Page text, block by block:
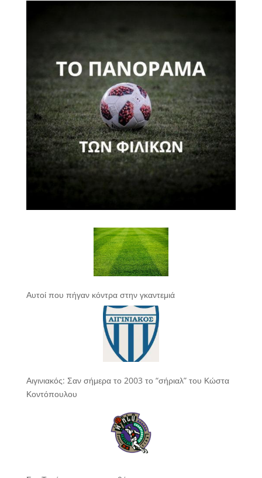
Αυτοί που πήγαν κόντρα στην γκαντεμιά
Αιγινιακός: Σαν σήμερα το 2003 το “σήριαλ” του Κώστα
Κοντόπουλου